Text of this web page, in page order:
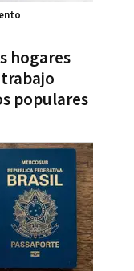
hogares
populares